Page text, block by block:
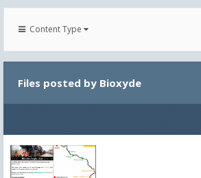
Content Type
Files posted by Bioxyde